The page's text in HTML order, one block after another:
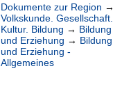
Dokumente zur Region →
Volkskunde. Gesellschaft.
Kultur. Bildung → Bildung
und Erziehung → Bildung
und Erziehung -
Allgemeines